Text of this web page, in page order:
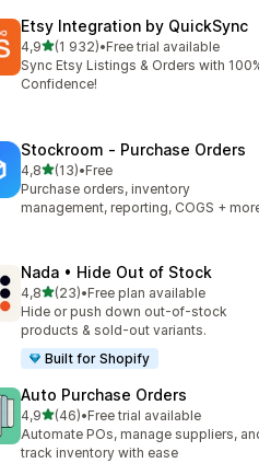
Etsy Integration by QuickSync
4,9av 5 stjerner
(1 932)
Totalt 1932 omtaler
•Free trial available
Sync Etsy Listings & Orders with
Confidence!
Stockroom ‑ Purchase Orders
4,8av 5 stjerner
(13)
Totalt 13 omtaler
•Free
Purchase orders, inventory
management, reporting, COGS +
Nada • Hide Out of Stock
4,8av 5 stjerner
(23)
Totalt 23 omtaler
•Free plan available
Hide or push down out-of-stock
products & sold-out variants.
Built for Shopify
Auto Purchase Orders
4,9av 5 stjerner
(46)
Totalt 46 omtaler
•Free trial available
Automate POs, manage suppliers,
track inventory with ease